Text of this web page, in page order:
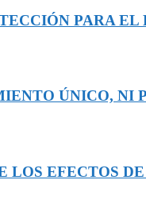
PARA EL
ÚNICO, NI
LOS EFECTOS